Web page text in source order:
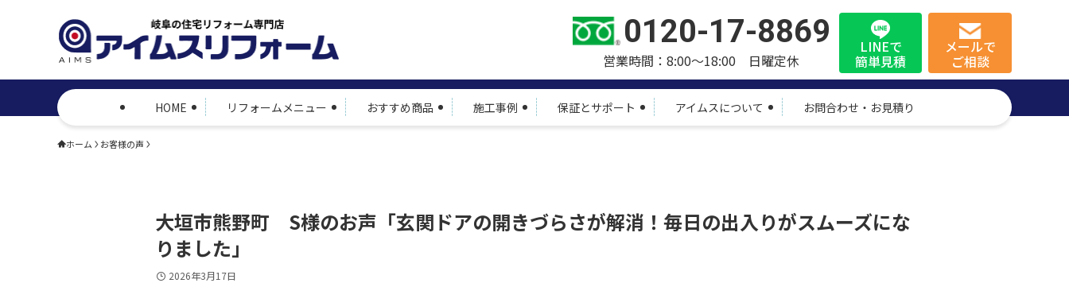
HOME リフォームメニュー おすすめ商品 施工事例 保証とサポート アイムスについて お問合わせ・お見積り
0120-17-8869
営業時間：8:00～18:00 日曜定休
LINEで
簡単見積
メールで
ご相談
ホーム お客様の声
大垣市熊野町 S様のお声「玄関ドアの開きづらさが解消！毎日の出入りがスムーズにな
りました」
2026年3月17日